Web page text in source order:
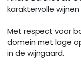
karaktervolle
Met respect voor
domein met lage
in de wijngaard.